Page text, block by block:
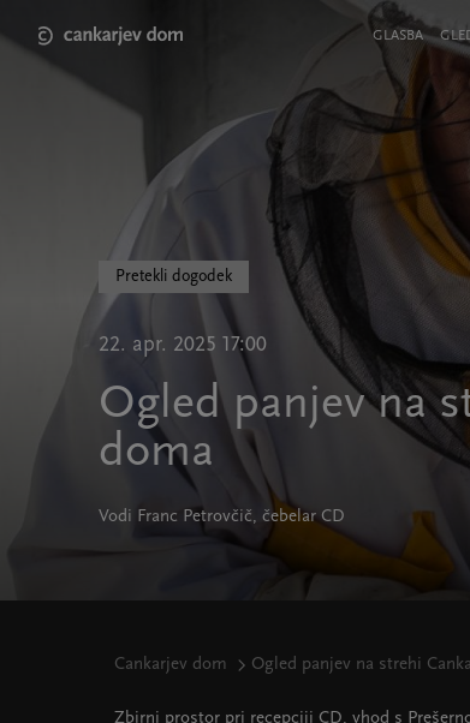
main
content
MeniGLASBA
Pretekli dogodek
22. apr. 2025 17:00
Ogled panjev na
doma
Vodi Franc Petrovčič, čebelar CD
Cankarjev dom Ogled panjev na strehi
Zbirni prostor pri recepciji CD, vhod s